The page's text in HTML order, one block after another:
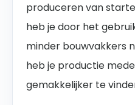
produceren van
heb je door het
minder bouwvakkers
heb je productie
gemakkelijker te